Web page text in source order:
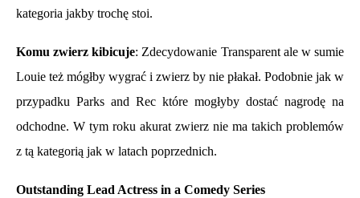
kategoria jakby trochę stoi.
Komu zwierz kibicuje: Zdecydowanie Transparent ale w sumie
Louie też mógłby wygrać i zwierz by nie płakał. Podobnie jak w
przypadku Parks and Rec które mogłyby dostać nagrodę na
odchodne. W tym roku akurat zwierz nie ma takich problemów
z tą kategorią jak w latach poprzednich.
Outstanding Lead Actress in a Comedy Series